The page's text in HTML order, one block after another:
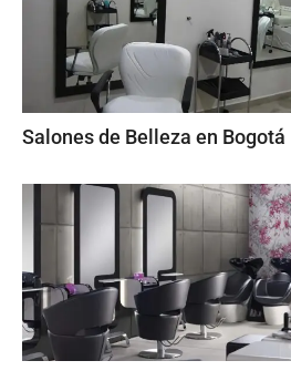
Salones de Belleza en Bogotá